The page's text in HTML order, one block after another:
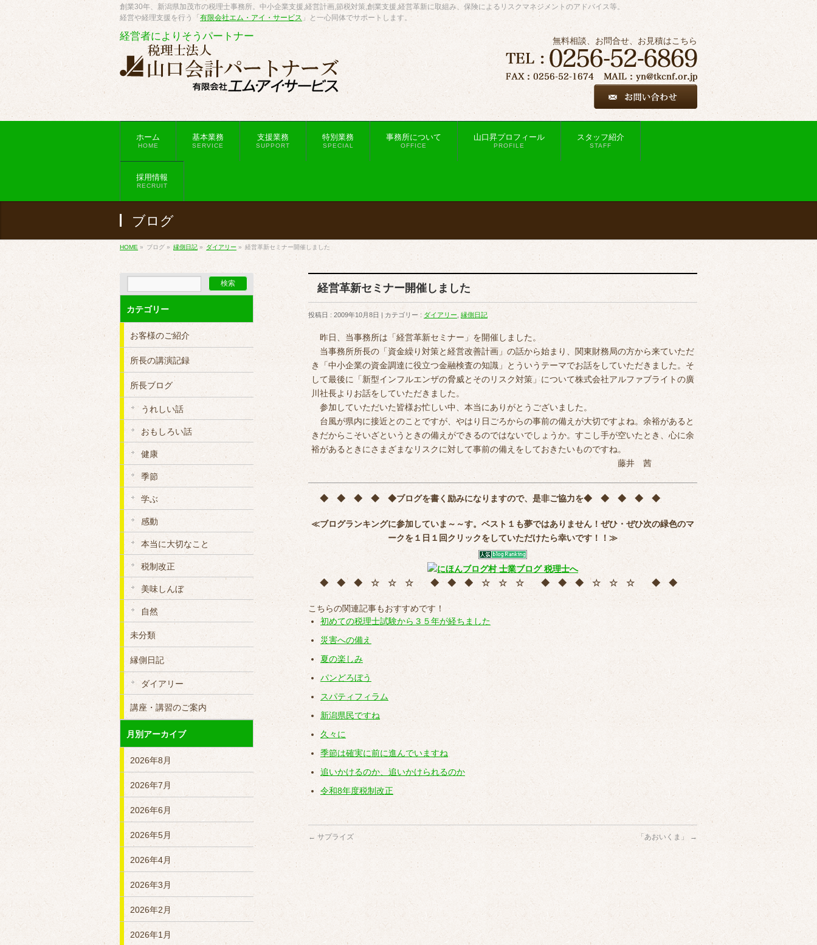
創業30年、新潟県加茂市の税理士事務所。中小企業支援,経営計画,節税対策,創業支援,経営革新に取組み、保険によるリスクマネジメントのアドバイス等。
経営や経理支援を行う「 有限会社エム・アイ・サービス 」と一心同体でサポートします。
経営者によりそうパートナー 無料相談、お問合せ、お見積はこちら
ホーム
HOME
基本業務
SERVICE
支援業務
SUPPORT
特別業務
SPECIAL
事務所について
OFFICE
山口昇プロフィール
PROFILE
スタッフ紹介
STAFF
採用情報
RECRUIT
ブログ
HOME » ブログ » 縁側日記 » ダイアリー » 経営革新セミナー開催しました
経営革新セミナー開催しました
投稿日 : 2009年10月8日 カテゴリー : ダイアリー 縁側日記
昨日、当事務所は「経営革新セミナー」を開催しました。
当事務所所長の「資金繰り対策と経営改善計画」の話から始まり、関東財務局の方から来ていただ
き「中小企業の資金調達に役立つ金融検査の知識」とういうテーマでお話をしていただきました。そ
して最後に「新型インフルエンザの脅威とそのリスク対策」について株式会社アルファブライトの廣
川社長よりお話をしていただきました。
参加していただいた皆様お忙しい中、本当にありがとうございました。
台風が県内に接近とのことですが、やはり日ごろからの事前の備えが大切ですよね。余裕があると
きだからこそいざというときの備えができるのではないでしょうか。すこし手が空いたとき、心に余
裕があるときにさまざまなリスクに対して事前の備えをしておきたいものですね。
藤井 茜
◆ ◆ ◆ ◆ ◆ブログを書く励みになりますので、是非ご協力を◆ ◆ ◆ ◆ ◆
≪ブログランキングに参加していま～～す。ベスト１も夢ではありません！ぜひ・ぜひ次の緑色のマ
ークを１日１回クリックをしていただけたら幸いです！！≫
◆ ◆ ◆ ☆ ☆ ☆ ◆ ◆ ◆ ☆ ☆ ☆ ◆ ◆ ◆ ☆ ☆ ☆ ◆ ◆
こちらの関連記事もおすすめです！
初めての税理士試験から３５年が経ちました
災害への備え
夏の楽しみ
パンどろぼう
スパティフィラム
新潟県民ですね
久々に
季節は確実に前に進んでいますね
追いかけるのか、追いかけられるのか
令和8年度税制改正
← サプライズ 「あおいくま」 →
カテゴリー
お客様のご紹介
所長の講演記録
所長ブログ
うれしい話
おもしろい話
健康
季節
学ぶ
感動
本当に大切なこと
税制改正
美味しんぼ
自然
未分類
縁側日記
ダイアリー
講座・講習のご案内
月別アーカイブ
2026年8月
2026年7月
2026年6月
2026年5月
2026年4月
2026年3月
2026年2月
2026年1月